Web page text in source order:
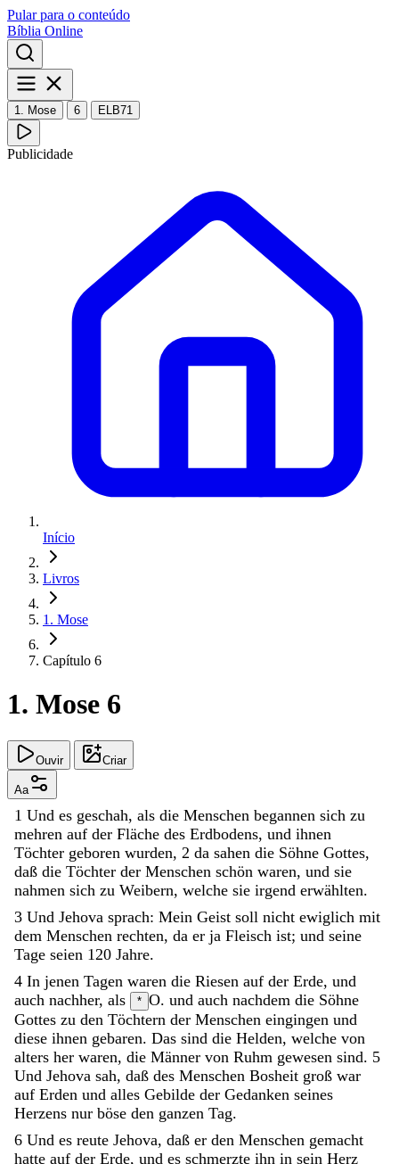
Pular para o conteúdo
Bíblia Online
1. Mose 6 ELB71
Publicidade
Início
Livros
1. Mose
Capítulo 6
1. Mose 6
Ouvir Criar
Aa
1 Und es geschah, als die Menschen begannen sich zu
mehren auf der Fläche des Erdbodens, und ihnen
Töchter geboren wurden, 2 da sahen die Söhne Gottes,
daß die Töchter der Menschen schön waren, und sie
nahmen sich zu Weibern, welche sie irgend erwählten.
3 Und Jehova sprach: Mein Geist soll nicht ewiglich mit
dem Menschen rechten, da er ja Fleisch ist; und seine
Tage seien 120 Jahre.
4 In jenen Tagen waren die Riesen auf der Erde, und
auch nachher, als * O. und auch nachdem die Söhne
Gottes zu den Töchtern der Menschen eingingen und
diese ihnen gebaren. Das sind die Helden, welche von
alters her waren, die Männer von Ruhm gewesen sind. 5
Und Jehova sah, daß des Menschen Bosheit groß war
auf Erden und alles Gebilde der Gedanken seines
Herzens nur böse den ganzen Tag.
6 Und es reute Jehova, daß er den Menschen gemacht
hatte auf der Erde, und es schmerzte ihn in sein Herz